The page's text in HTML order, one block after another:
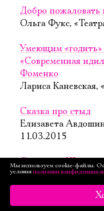
Добро пожаловать
Ольга Фукс,
Умеющим «годить»
«Современная
Фоменко
Лариса
Сказка про стыд
Елизавета
11.03.2015
Салтыков-Щедрин
и искусственных
Григорий
Мы используем cookie-файлы.
условия политики